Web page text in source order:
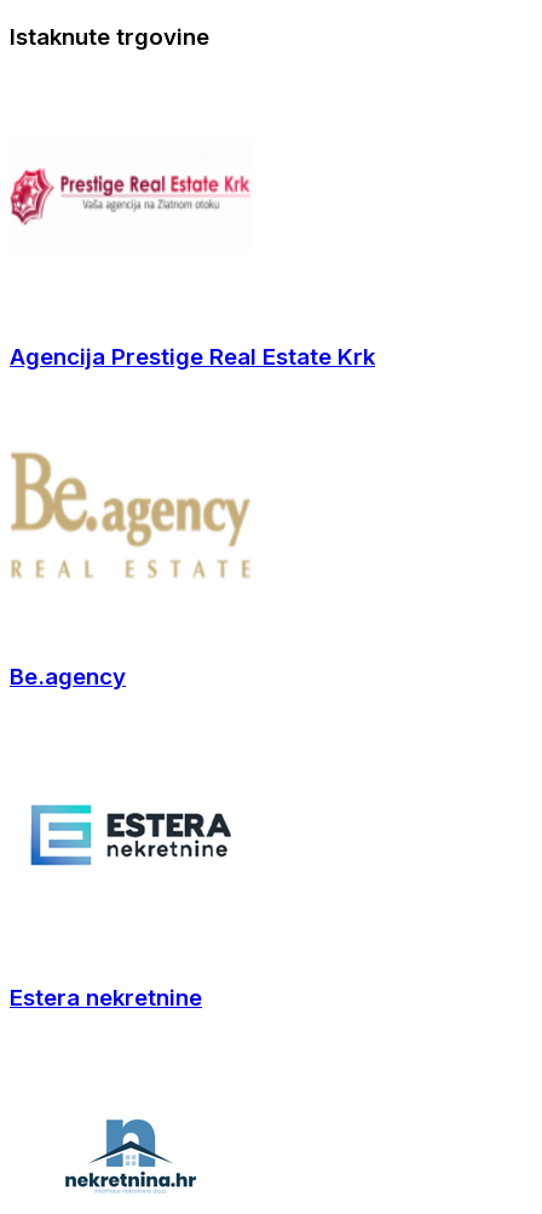
Istaknute trgovine
Agencija Prestige Real Estate Krk
Be.agency
Estera nekretnine